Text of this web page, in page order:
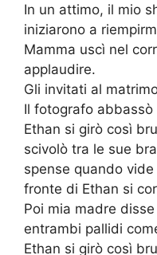
In un attimo, il mio
iniziarono a
Mamma uscì nel
applaudire.
Gli invitati al
Il fotografo
Ethan si girò così
scivolò tra le sue
spense quando
fronte di Ethan si
Poi mia madre
entrambi pallidi
Ethan si girò così